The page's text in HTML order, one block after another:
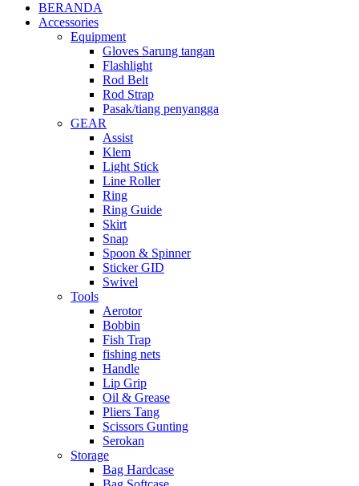
BERANDA
Accessories
Equipment
Gloves Sarung tangan
Flashlight
Rod Belt
Rod Strap
Pasak/tiang penyangga
GEAR
Assist
Klem
Light Stick
Line Roller
Ring
Ring Guide
Skirt
Snap
Spoon & Spinner
Sticker GID
Swivel
Tools
Aerotor
Bobbin
Fish Trap
fishing nets
Handle
Lip Grip
Oil & Grease
Pliers Tang
Scissors Gunting
Serokan
Storage
Bag Hardcase